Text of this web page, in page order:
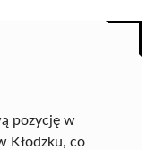
pozycję w
Kłodzku, co